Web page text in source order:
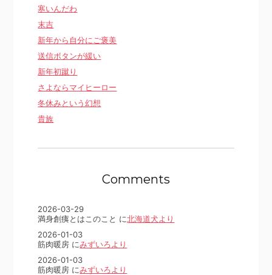
寒いんだわ
末吉
新年から自分にご褒美
送信ボタンが緩い
新年初蹴り
さよならマイヒーロー
冬休みという幻想
貴族
Comments
2026-03-29
満身創痍とはこのこと に北海道犬より
2026-01-03
筋肉暖房 にみずいろより
2026-01-03
筋肉暖房 にみずいろより